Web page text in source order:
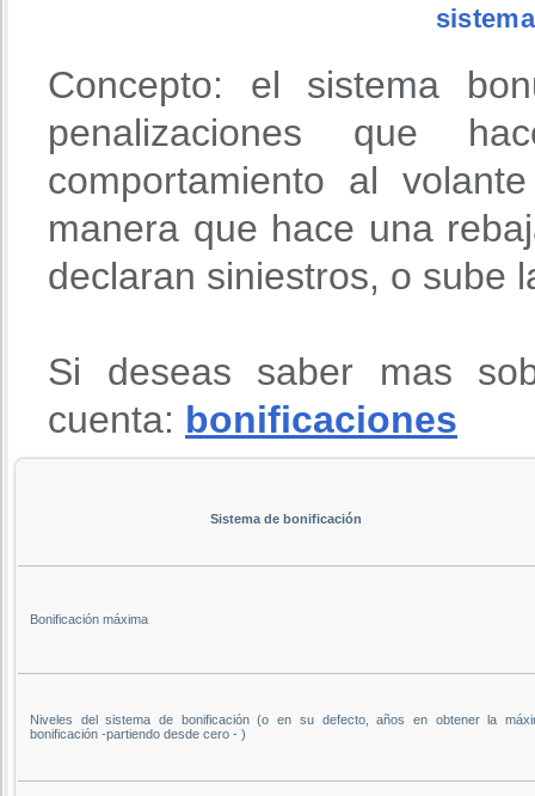
Concepto: el sistema
penalizaciones que
comportamiento al
manera que hace una
declaran siniestros, o sube
Si deseas saber mas
cuenta: bonificaciones
Sistema de bonificación
Bonificación máxima
Niveles del sistema de bonificación (o en su defecto, años en obtener la
bonificación -partiendo desde cero - )